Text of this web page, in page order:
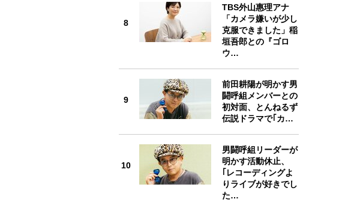
8
TBS外山惠理アナ
「カメラ嫌いが少し
克服できました」稲
垣吾郎との『ゴロ
ウ…
9
前田耕陽が明かす男
闘呼組メンバーとの
初対面、とんねるず
伝説ドラマで｢カ…
10
男闘呼組リーダーが
明かす活動休止、
｢レコーディングよ
りライブが好きでし
た…